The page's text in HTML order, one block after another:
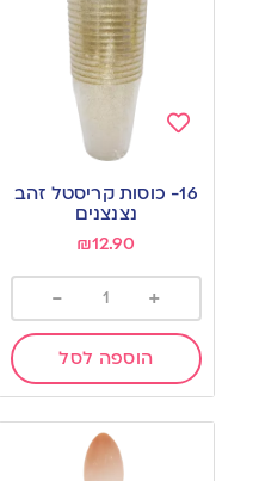
to
wishlist
16- כוסות קריסטל זהב
נצנצנים
₪12.90
+
-
הוספה לסל